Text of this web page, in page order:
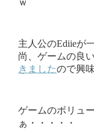
ｗ
主人公のEdiieが
尚、ゲームの良
きましたので興
ゲームのボリュ
ぁ・・・・・